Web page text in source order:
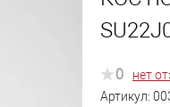
0
нет
Артикул: